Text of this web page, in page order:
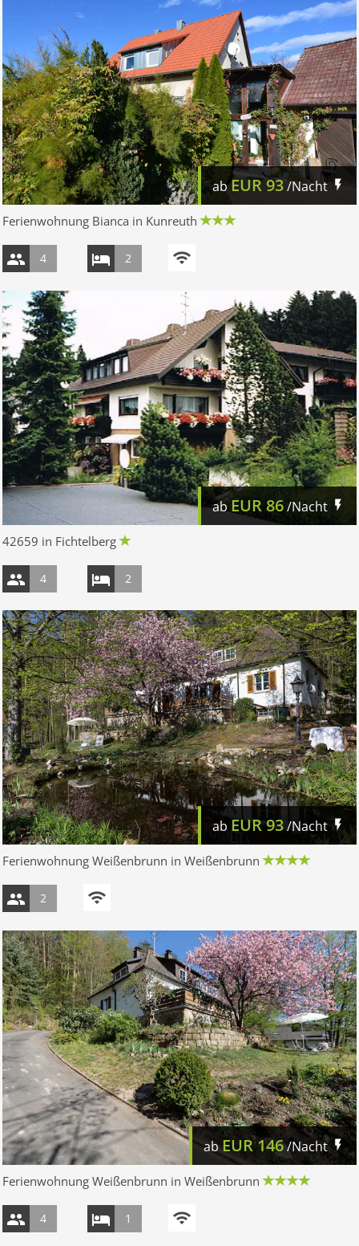
abEUR93/Nacht
Ferienwohnung Bianca in Kunreuth
4 2
abEUR86/Nacht
42659 in Fichtelberg
4 2
ab EUR93/Nacht
Ferienwohnung Weißenbrunn in Weißenbrunn
2
abEUR146/Nacht
Ferienwohnung Weißenbrunn in Weißenbrunn
4 1